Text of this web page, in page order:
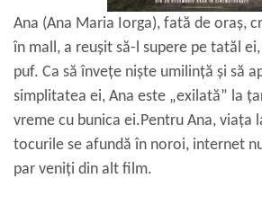
Ana (Ana Maria Iorga), fată de oraș,
în mall, a reușit să-l supere pe tatăl
puf. Ca să învețe niște umilință și să
simplitatea ei, Ana este „exilată” la
vreme cu bunica ei.Pentru Ana, viața
tocurile se afundă în noroi, internet
par veniți din alt film.